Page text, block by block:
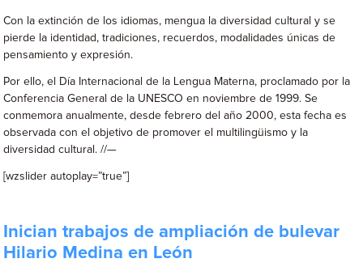
Con la extinción de los idiomas, mengua la diversidad cultural y se
pierde la identidad, tradiciones, recuerdos, modalidades únicas de
pensamiento y expresión.
Por ello, el Día Internacional de la Lengua Materna, proclamado por la
Conferencia General de la UNESCO en noviembre de 1999. Se
conmemora anualmente, desde febrero del año 2000, esta fecha es
observada con el objetivo de promover el multilingüismo y la
diversidad cultural. //—
[wzslider autoplay=”true”]
Inician trabajos de ampliación de bulevar
Hilario Medina en León